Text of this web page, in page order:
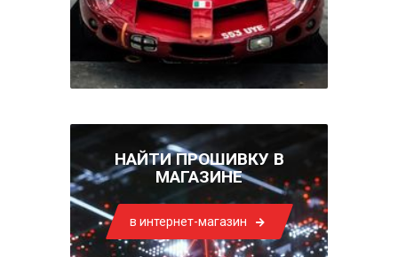
НАЙТИ ПРОШИВКУ В
МАГАЗИНЕ
в интернет-магазин